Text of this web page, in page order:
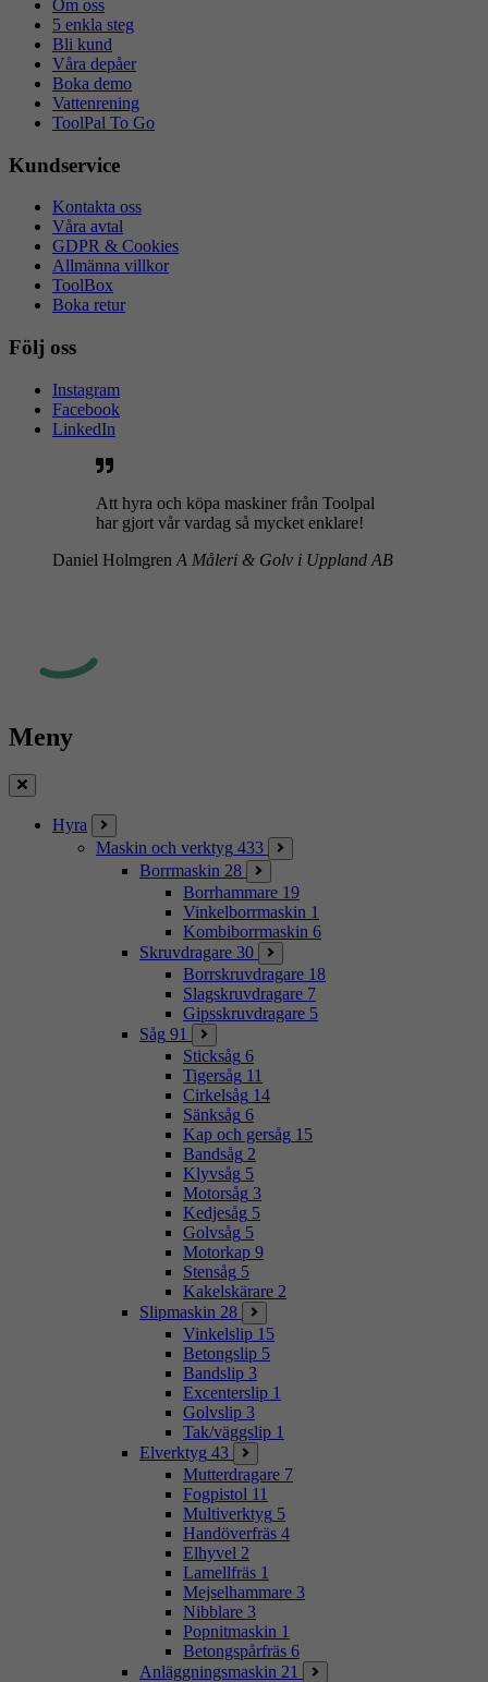
Om oss
5 enkla steg
Bli kund
Våra depåer
Boka demo
Vattenrening
ToolPal To Go
Kundservice
Kontakta oss
Våra avtal
GDPR & Cookies
Allmänna villkor
ToolBox
Boka retur
Följ oss
Instagram
Facebook
LinkedIn
Att hyra och köpa maskiner från Toolpal
har gjort vår vardag så mycket enklare!
Daniel Holmgren A Måleri & Golv i Uppland AB
Meny
Stäng
Hyra
Maskin och verktyg 433
Borrmaskin 28
Borrhammare 19
Vinkelborrmaskin 1
Kombiborrmaskin 6
Skruvdragare 30
Borrskruvdragare 18
Slagskruvdragare 7
Gipsskruvdragare 5
Såg 91
Sticksåg 6
Tigersåg 11
Cirkelsåg 14
Sänksåg 6
Kap och gersåg 15
Bandsåg 2
Klyvsåg 5
Motorsåg 3
Kedjesåg 5
Golvsåg 5
Motorkap 9
Stensåg 5
Kakelskärare 2
Slipmaskin 28
Vinkelslip 15
Betongslip 5
Bandslip 3
Excenterslip 1
Golvslip 3
Tak/väggslip 1
Elverktyg 43
Mutterdragare 7
Fogpistol 11
Multiverktyg 5
Handöverfräs 4
Elhyvel 2
Lamellfräs 1
Mejselhammare 3
Nibblare 3
Popnitmaskin 1
Betongspårfräs 6
Anläggningsmaskin 21